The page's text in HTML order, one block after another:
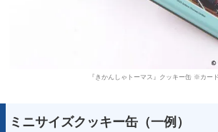
『きかんしゃトーマス』クッキー缶 ※カー
ミニサイズクッキー缶（一例）